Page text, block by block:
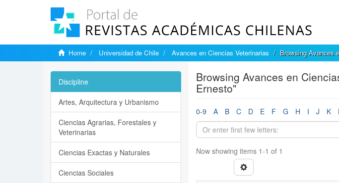
Home Universidad de Chile Avances en Ciencias Veterinarias Browsing Avances
Browsing Avances en
Ernesto"
0-9 A B C D E F G H I J K
Now showing items 1-1 of 1
Discipline
Artes, Arquitectura y Urbanismo
Ciencias Agrarias, Forestales y
Veterinarias
Ciencias Exactas y Naturales
Ciencias Sociales